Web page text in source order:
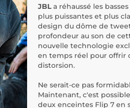
JBLa réhaussé les
plus puissantes et plus
design du dôme de
profondeur au son de
nouvelle technologie
en temps réel pour offrir
distorsion.
Ne serait-ce pas
Maintenant, c'est
deux enceintes Flip 7 en